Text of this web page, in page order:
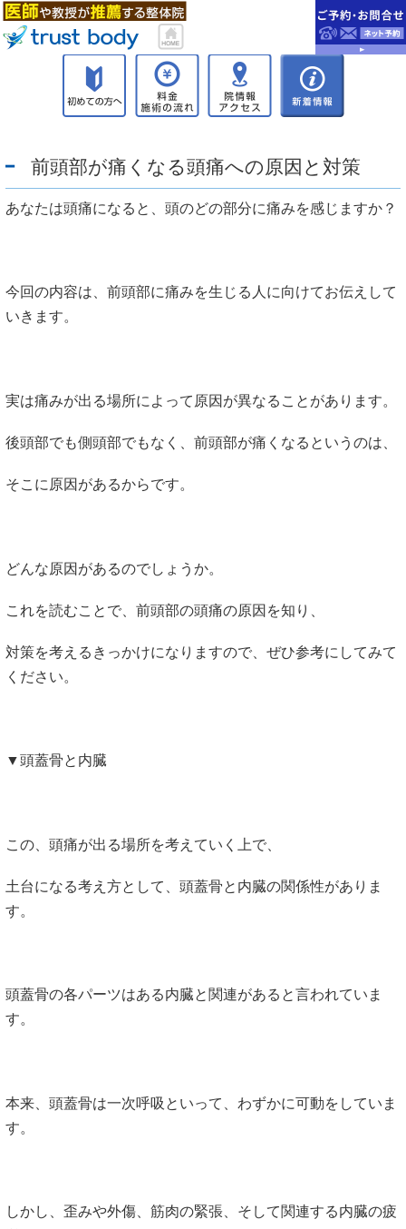
前頭部が痛くなる頭痛への原因と対策
あなたは頭痛になると、頭のどの部分に痛みを感じますか？
今回の内容は、前頭部に痛みを生じる人に向けてお伝えして
いきます。
実は痛みが出る場所によって原因が異なることがあります。
後頭部でも側頭部でもなく、前頭部が痛くなるというのは、
そこに原因があるからです。
どんな原因があるのでしょうか。
これを読むことで、前頭部の頭痛の原因を知り、
対策を考えるきっかけになりますので、ぜひ参考にしてみて
ください。
▼頭蓋骨と内臓
この、頭痛が出る場所を考えていく上で、
土台になる考え方として、頭蓋骨と内臓の関係性がありま
す。
頭蓋骨の各パーツはある内臓と関連があると言われていま
す。
本来、頭蓋骨は一次呼吸といって、わずかに可動をしていま
す。
しかし、歪みや外傷、筋肉の緊張、そして関連する内臓の疲